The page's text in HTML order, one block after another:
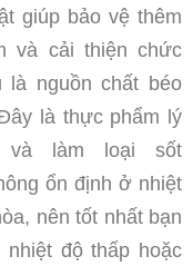
giúp bảo vệ thêm
và cải thiện chức
là nguồn chất béo
là thực phẩm lý
và làm loại sốt
ổn định ở nhiệt
nên tốt nhất bạn
độ thấp hoặc